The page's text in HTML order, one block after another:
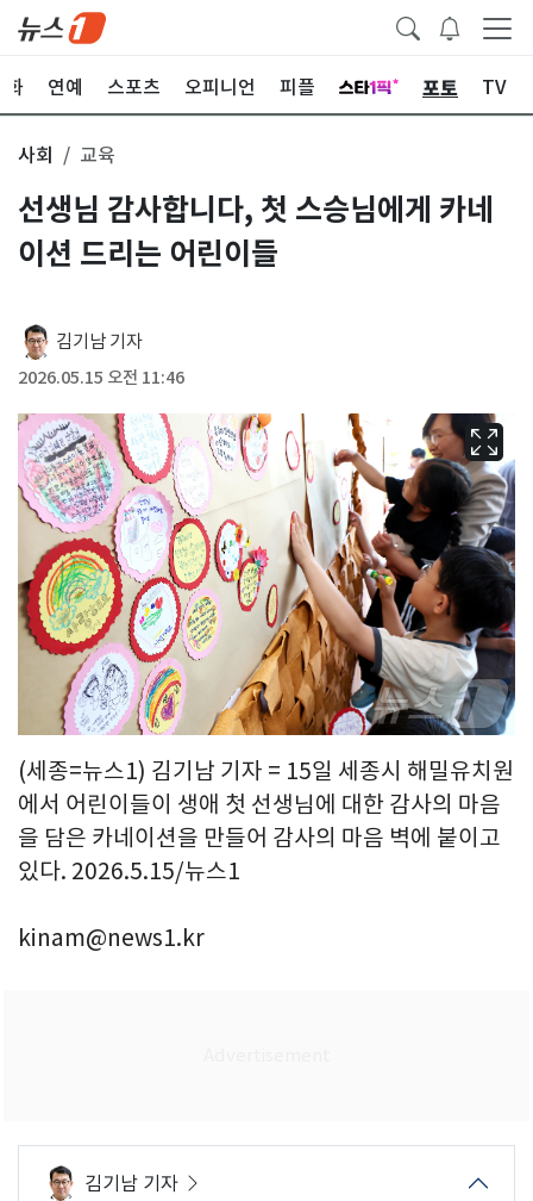
화 연예 스포츠 오피니언 피플 포토 TV
사회 교육
선생님 감사합니다, 첫 스승님에게 카네
이션 드리는 어린이들
김기남 기자
2026.05.15 오전 11:46
(세종=뉴스1) 김기남 기자 = 15일 세종시 해밀유치원
에서 어린이들이 생애 첫 선생님에 대한 감사의 마음
을 담은 카네이션을 만들어 감사의 마음 벽에 붙이고
있다. 2026.5.15/뉴스1
kinam@news1.kr
김기남 기자